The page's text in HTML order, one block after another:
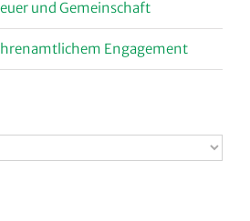
und Gemeinschaft
Engagement